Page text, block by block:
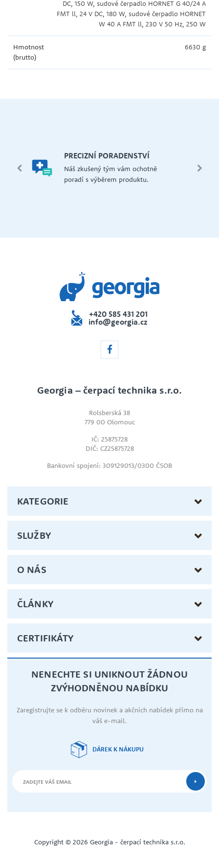
DC, 150 W, sudové čerpadlo HORNET G 40/24 A
FMT ll, 24 V DC, 180 W, sudové čerpadlo HORNET
W 40 A FMT ll, 230 V 50 Hz, 250 W
Hmotnost
(brutto)
6630 g
PRECIZNÍ PORADENSTVÍ
Náš zkušený tým vám ochotně
poradí s výběrem produktu.
+420 585 431 201
info@georgia.cz
Georgia – čerpací technika s.r.o.
Rolsberská 38
779 00 Olomouc
IČ: 25875728
DIČ: CZ25875728
Bankovní spojení: 309129013/0300 ČSOB
KATEGORIE
SLUŽBY
O NÁS
ČLÁNKY
CERTIFIKÁTY
NENECHTE SI UNIKNOUT ŽÁDNOU
ZVÝHODNĚNOU NABÍDKU
Zaregistrujte se k odběru novinek a akčních nabídek přímo na
váš e-mail.
DÁREK K NÁKUPU
Copyright © 2026 Georgia - čerpací technika s.r.o.